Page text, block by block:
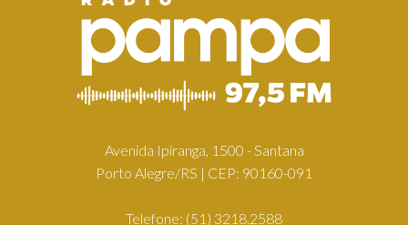
Avenida Ipiranga, 1500 - Santana
Porto Alegre/RS | CEP: 90160-091
Telefone: (51) 3218.2588